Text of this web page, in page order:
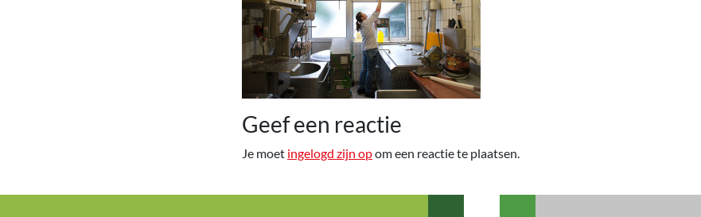
Geef een reactie
Je moet ingelogd zijn opom een reactie te plaatsen.